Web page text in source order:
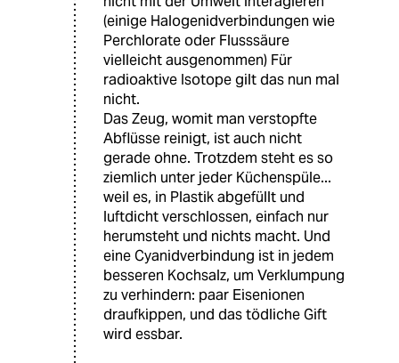
(einige Halogenidverbindungen wie
Perchlorate oder Flusssäure
vielleicht ausgenommen) Für
radioaktive Isotope gilt das nun mal
nicht.
Das Zeug, womit man verstopfte
Abflüsse reinigt, ist auch nicht
gerade ohne. Trotzdem steht es so
ziemlich unter jeder Küchenspüle...
weil es, in Plastik abgefüllt und
luftdicht verschlossen, einfach nur
herumsteht und nichts macht. Und
eine Cyanidverbindung ist in jedem
besseren Kochsalz, um Verklumpung
zu verhindern: paar Eisenionen
draufkippen, und das tödliche Gift
wird essbar.